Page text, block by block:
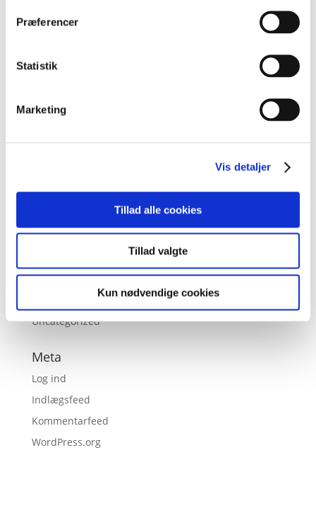
Præferencer
Statistik
Marketing
Vis detaljer
Tillad alle cookies
Tillad valgte
Kun nødvendige cookies
« Gamle poster Næste poster »
Kontakt 2
maj 2016
Uncategorized
Meta
Log ind
Indlægsfeed
Kommentarfeed
WordPress.org